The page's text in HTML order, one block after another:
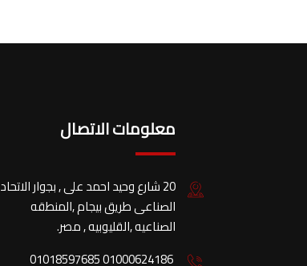
معلومات الاتصال
20 شارع وحيد احمد على , بجوار الاتحاد
الصناعى طريق بيجام ,المنطقه
الصناعيه ,القليوبيه , مصر.
01000624186 01018597685